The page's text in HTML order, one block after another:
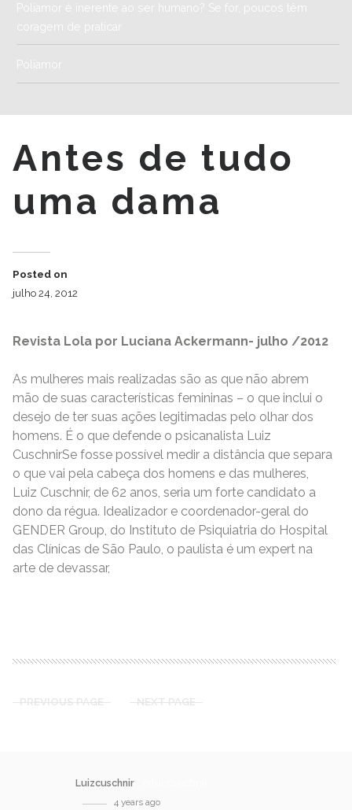
Poliamor é inerente ao ser humano? Se for, poucos têm
coragem de praticar
Poliamor
Antes de tudo
uma dama
Posted on
julho 24, 2012
Revista Lola por Luciana Ackermann- julho /2012
As mulheres mais realizadas são as que não abrem
mão de suas características femininas – o que inclui o
desejo de ter suas ações legitimadas pelo olhar dos
homens. É o que defende o psicanalista Luiz
CuschnirSe fosse possível medir a distância que separa
o que vai pela cabeça dos homens e das mulheres,
Luiz Cuschnir, de 62 anos, seria um forte candidato a
dono da régua. Idealizador e coordenador-geral do
GENDER Group, do Instituto de Psiquiatria do Hospital
das Clínicas de São Paulo, o paulista é um expert na
arte de devassar,
PREVIOUS PAGE NEXT PAGE
Luizcuschnir
4 years ago